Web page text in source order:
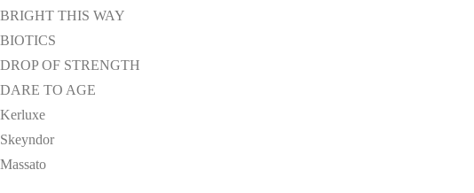
BRIGHT THIS WAY
BIOTICS
DROP OF STRENGTH
DARE TO AGE
Kerluxe
Skeyndor
Massato